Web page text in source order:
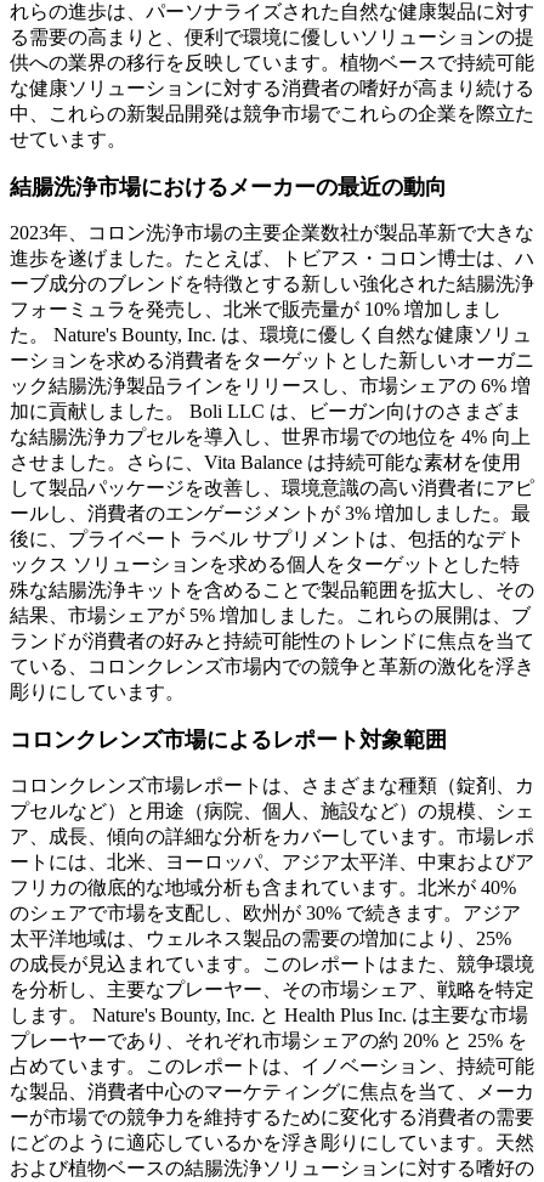
れらの進歩は、パーソナライズされた自然な健康製品に対す
る需要の高まりと、便利で環境に優しいソリューションの提
供への業界の移行を反映しています。植物ベースで持続可能
な健康ソリューションに対する消費者の嗜好が高まり続ける
中、これらの新製品開発は競争市場でこれらの企業を際立た
せています。
結腸洗浄市場におけるメーカーの最近の動向
2023年、コロン洗浄市場の主要企業数社が製品革新で大きな
進歩を遂げました。たとえば、トビアス・コロン博士は、ハ
ーブ成分のブレンドを特徴とする新しい強化された結腸洗浄
フォーミュラを発売し、北米で販売量が 10% 増加しまし
た。 Nature's Bounty, Inc. は、環境に優しく自然な健康ソリュ
ーションを求める消費者をターゲットとした新しいオーガニ
ック結腸洗浄製品ラインをリリースし、市場シェアの 6% 増
加に貢献しました。 Boli LLC は、ビーガン向けのさまざま
な結腸洗浄カプセルを導入し、世界市場での地位を 4% 向上
させました。さらに、Vita Balance は持続可能な素材を使用
して製品パッケージを改善し、環境意識の高い消費者にアピ
ールし、消費者のエンゲージメントが 3% 増加しました。最
後に、プライベート ラベル サプリメントは、包括的なデト
ックス ソリューションを求める個人をターゲットとした特
殊な結腸洗浄キットを含めることで製品範囲を拡大し、その
結果、市場シェアが 5% 増加しました。これらの展開は、ブ
ランドが消費者の好みと持続可能性のトレンドに焦点を当て
ている、コロンクレンズ市場内での競争と革新の激化を浮き
彫りにしています。
コロンクレンズ市場によるレポート対象範囲
コロンクレンズ市場レポートは、さまざまな種類（錠剤、カ
プセルなど）と用途（病院、個人、施設など）の規模、シェ
ア、成長、傾向の詳細な分析をカバーしています。市場レポ
ートには、北米、ヨーロッパ、アジア太平洋、中東およびア
フリカの徹底的な地域分析も含まれています。北米が 40%
のシェアで市場を支配し、欧州が 30% で続きます。アジア
太平洋地域は、ウェルネス製品の需要の増加により、25%
の成長が見込まれています。このレポートはまた、競争環境
を分析し、主要なプレーヤー、その市場シェア、戦略を特定
します。 Nature's Bounty, Inc. と Health Plus Inc. は主要な市場
プレーヤーであり、それぞれ市場シェアの約 20% と 25% を
占めています。このレポートは、イノベーション、持続可能
な製品、消費者中心のマーケティングに焦点を当て、メーカ
ーが市場での競争力を維持するために変化する消費者の需要
にどのように適応しているかを浮き彫りにしています。天然
および植物ベースの結腸洗浄ソリューションに対する嗜好の